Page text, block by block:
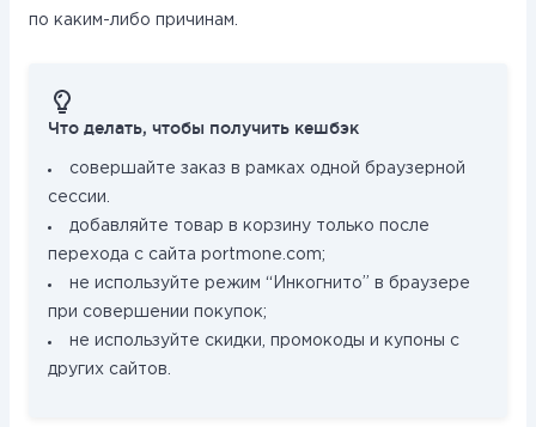
по каким-либо причинам.
Что делать, чтобы получить кешбэк
совершайте заказ в рамках одной браузерной
сессии.
добавляйте товар в корзину только после
перехода с сайта portmone.com;
не используйте режим “Инкогнито” в браузере
при совершении покупок;
не используйте скидки, промокоды и купоны с
других сайтов.